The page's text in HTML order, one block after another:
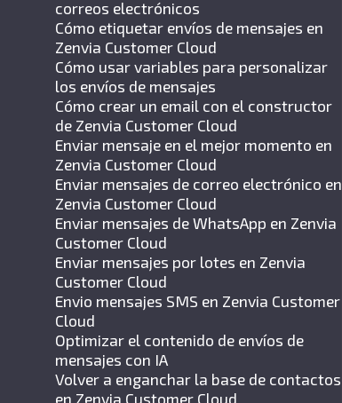
correos electrónicos
Cómo etiquetar envíos de mensajes en
Zenvia Customer Cloud
Cómo usar variables para personalizar
los envíos de mensajes
Cómo crear un email con el constructor
de Zenvia Customer Cloud
Enviar mensaje en el mejor momento en
Zenvia Customer Cloud
Enviar mensajes de correo electrónico en
Zenvia Customer Cloud
Enviar mensajes de WhatsApp en Zenvia
Customer Cloud
Enviar mensajes por lotes en Zenvia
Customer Cloud
Envio mensajes SMS en Zenvia Customer
Cloud
Optimizar el contenido de envíos de
mensajes con IA
Volver a enganchar la base de contactos
en Zenvia Customer Cloud